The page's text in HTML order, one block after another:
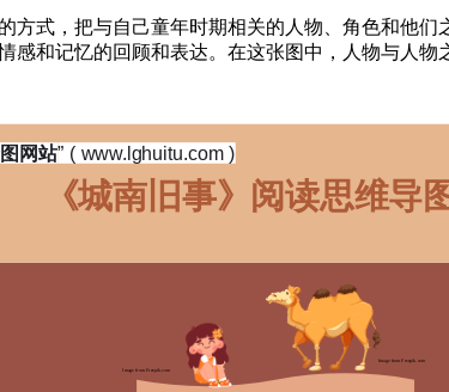
方式，把与自己童年时期相关的人物、角色和他
感和记忆的回顾和表达。在这张图中，人物与人